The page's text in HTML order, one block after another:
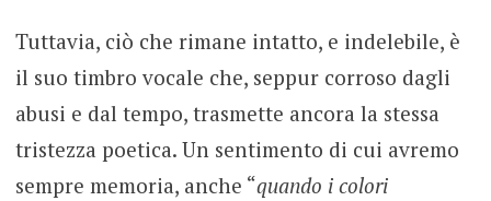
Tuttavia, ciò che rimane intatto, e indelebile, è
il suo timbro vocale che, seppur corroso dagli
abusi e dal tempo, trasmette ancora la stessa
tristezza poetica. Un sentimento di cui avremo
sempre memoria, anche “quando i colori